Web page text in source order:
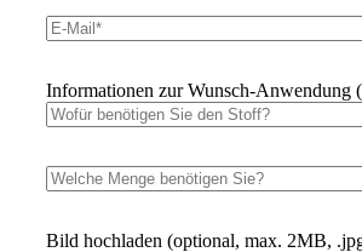
Informationen zur Wunsch-Anwendung
Bild hochladen (optional, max. 2MB,